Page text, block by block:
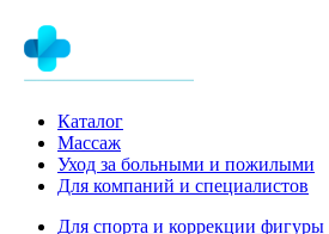
Каталог
Массаж
Уход за больными и пожилыми
Для компаний и специалистов
Для спорта и коррекции фигуры